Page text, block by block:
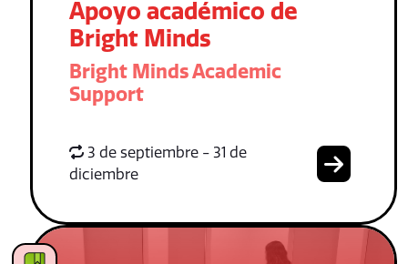
Apoyo académico de
Bright Minds
Bright Minds Academic
Support
3 de septiembre - 31 de
diciembre